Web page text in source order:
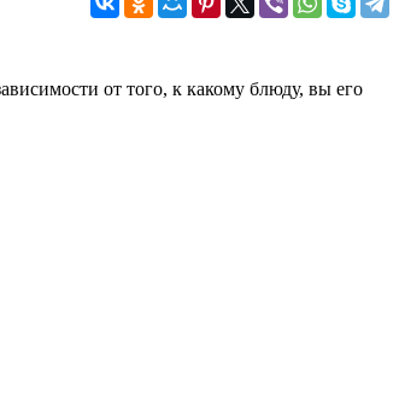
от того, к какому блюду, вы его